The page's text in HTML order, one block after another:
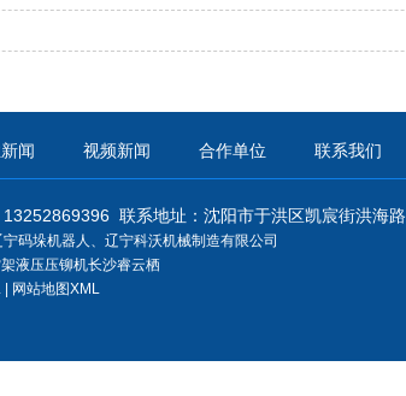
闻 视频新闻 合作单位 联系我们
联系地址： 沈阳市于洪区凯宸街洪海路
宁码垛机器人
辽宁科沃机械制造有限公司
液压压铆机长沙睿云栖
| 网站地图XML